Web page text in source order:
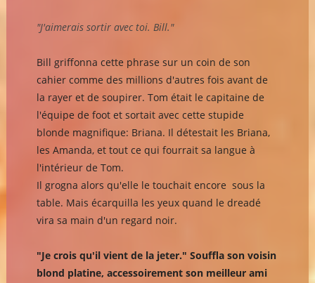
"J'aimerais sortir avec toi. Bill."
Bill griffonna cette phrase sur un coin de son
cahier comme des millions d'autres fois avant de
la rayer et de soupirer. Tom était le capitaine de
l'équipe de foot et sortait avec cette stupide
blonde magnifique: Briana. Il détestait les Briana,
les Amanda, et tout ce qui fourrait sa langue à
l'intérieur de Tom.
Il grogna alors qu'elle le touchait encore sous la
table. Mais écarquilla les yeux quand le dreadé
vira sa main d'un regard noir.
"Je crois qu'il vient de la jeter." Souffla son voisin
blond platine, accessoirement son meilleur ami